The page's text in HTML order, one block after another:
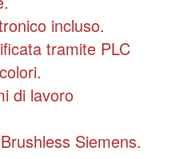
incluso.
tramite PLC
di lavoro
Siemens.